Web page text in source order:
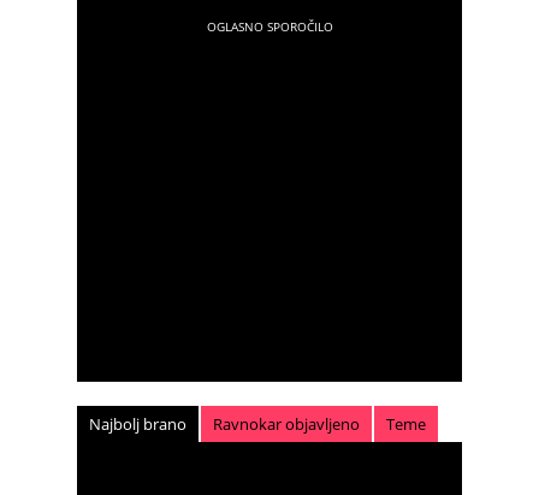
Najbolj brano Ravnokar objavljeno Teme